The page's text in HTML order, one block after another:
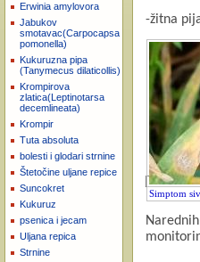
Erwinia amylovora
Jabukov
smotavac(Carpocapsa
pomonella)
Kukuruzna pipa
(Tanymecus dilaticollis)
Krompirova
zlatica(Leptinotarsa
decemlineata)
Krompir
Tuta absoluta
bolesti i glodari strnine
Štetočine uljane repice
Suncokret
Kukuruz
psenica i jecam
Uljana repica
Strnine
-žitna
Simptom